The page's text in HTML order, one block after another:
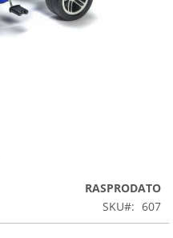
RASPRODATO
SKU
607